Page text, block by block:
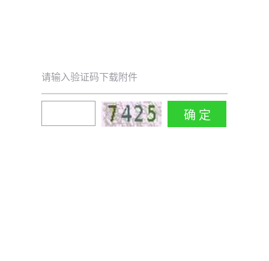
请输入验证码下载附件